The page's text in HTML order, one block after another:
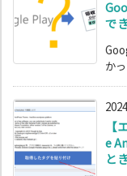
で
か
e
と